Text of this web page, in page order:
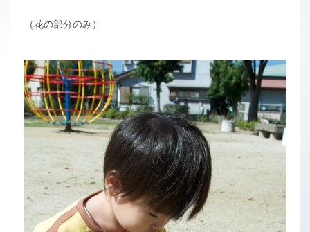
（花の部分のみ）